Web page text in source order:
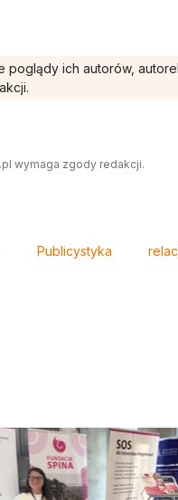
poglądy ich autorów,
wymaga zgody redakcji.
Publicystyka